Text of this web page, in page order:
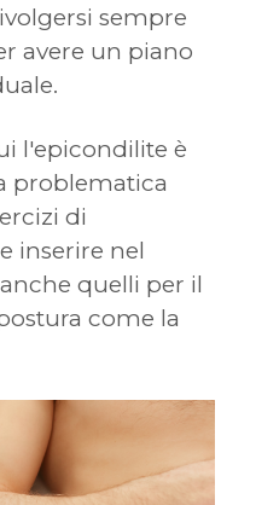
sempre
avere un piano
l'epicondilite è
problematica
di
inserire nel
quelli per il
come la